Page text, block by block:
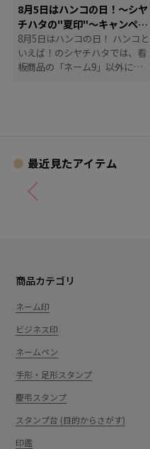
8月5日はハンコの日！～シヤ
チハタの"夏印"～キャンペー
ン
8月5日はハンコの日！ ハンコと
いえば！のシヤチハタでは、看
板商品の「ネーム9」以外に
最近見たアイテム
商品カテゴリ
ネーム印
ビジネス印
ネームペン
手形・足形スタンプ
慶弔スタンプ
スタンプ台 (目的からさがす)
印鑑